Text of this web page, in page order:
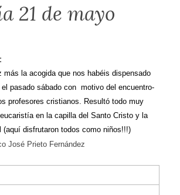
21 de mayo
más la acogida que nos habéis dispensado
pasado sábado con motivo del encuentro-
profesores cristianos. Resultó todo muy
en la capilla del Santo Cristo y la
(aquí disfrutaron todos como niños!!!)
José Prieto Fernández